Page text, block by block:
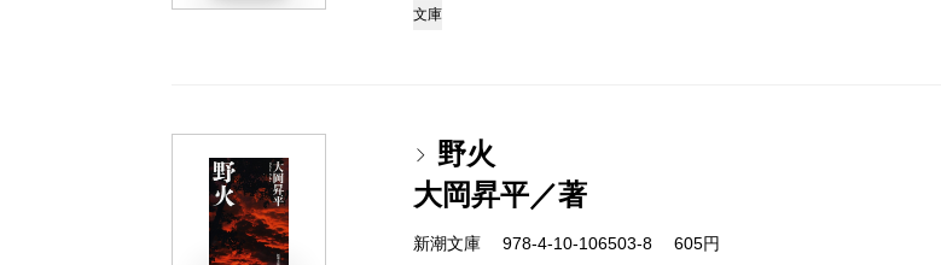
文庫
野火
大岡昇平／著
新潮文庫 978-4-10-106503-8 605円